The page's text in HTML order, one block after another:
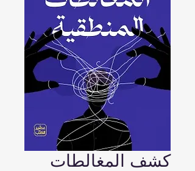
كشف المغالطات